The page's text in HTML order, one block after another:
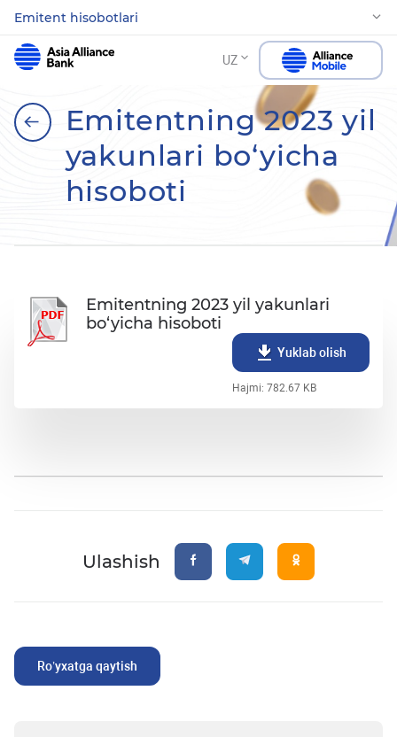
Emitent hisobotlari
UZ
Emitentning 2023 yil
yakunlari bo‘yicha
hisoboti
Emitentning 2023 yil yakunlari
bo‘yicha hisoboti
Yuklab olish
Hajmi: 782.67 KB
Ulashish
Ro’yxatga qaytish